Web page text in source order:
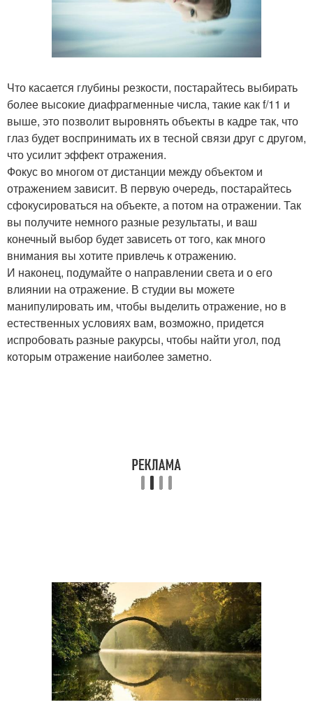
Что касается глубины резкости, постарайтесь выбирать
более высокие диафрагменные числа, такие как f/11 и
выше, это позволит выровнять объекты в кадре так, что
глаз будет воспринимать их в тесной связи друг с другом,
что усилит эффект отражения.
Фокус во многом от дистанции между объектом и
отражением зависит. В первую очередь, постарайтесь
сфокусироваться на объекте, а потом на отражении. Так
вы получите немного разные результаты, и ваш
конечный выбор будет зависеть от того, как много
внимания вы хотите привлечь к отражению.
И наконец, подумайте о направлении света и о его
влиянии на отражение. В студии вы можете
манипулировать им, чтобы выделить отражение, но в
естественных условиях вам, возможно, придется
испробовать разные ракурсы, чтобы найти угол, под
которым отражение наиболее заметно.